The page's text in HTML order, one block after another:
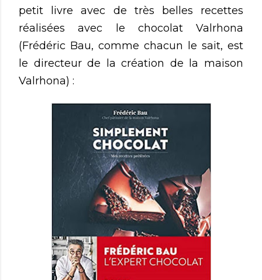
petit livre avec de très belles recettes
réalisées avec le chocolat Valrhona
(Frédéric Bau, comme chacun le sait, est
le directeur de la création de la maison
Valrhona) :